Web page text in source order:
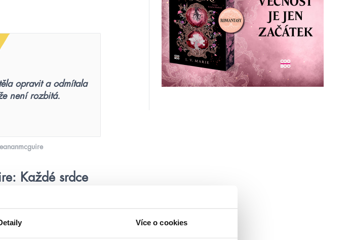
Více o cookies
opravit a odmítala
není rozbitá.
Každé srdce